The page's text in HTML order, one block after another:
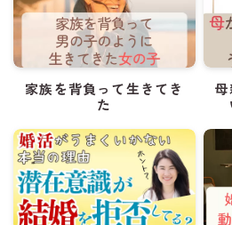
家族を背負って生きてき
た